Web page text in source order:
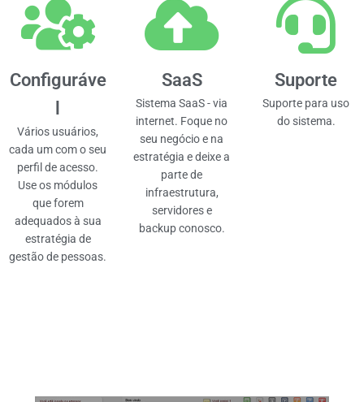
Configuráve
Vários usuários,
cada um com o seu
perfil de acesso.
Use os módulos
que forem
adequados à sua
estratégia de
gestão de pessoas.
SaaS
Sistema SaaS - via
internet. Foque no
seu negócio e na
estratégia e deixe a
parte de
infraestrutura,
servidores e
backup conosco.
Suporte
Suporte para uso
do sistema.